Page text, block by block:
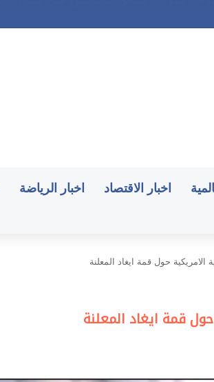
اخبار الاقتصاد اخبار الرياضة
الامريكية حول قمة ايغاد المعلنة
حول قمة ايغاد المعلنة